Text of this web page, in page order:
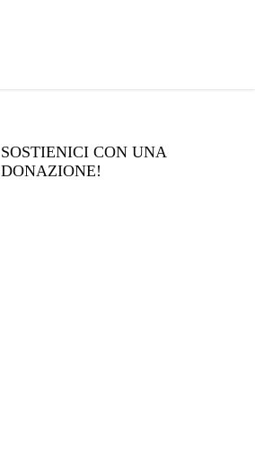
SOSTIENICI CON UNA
DONAZIONE!